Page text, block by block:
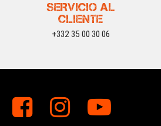
SERVICIO AL
CLIENTE
+332 35 00 30 06